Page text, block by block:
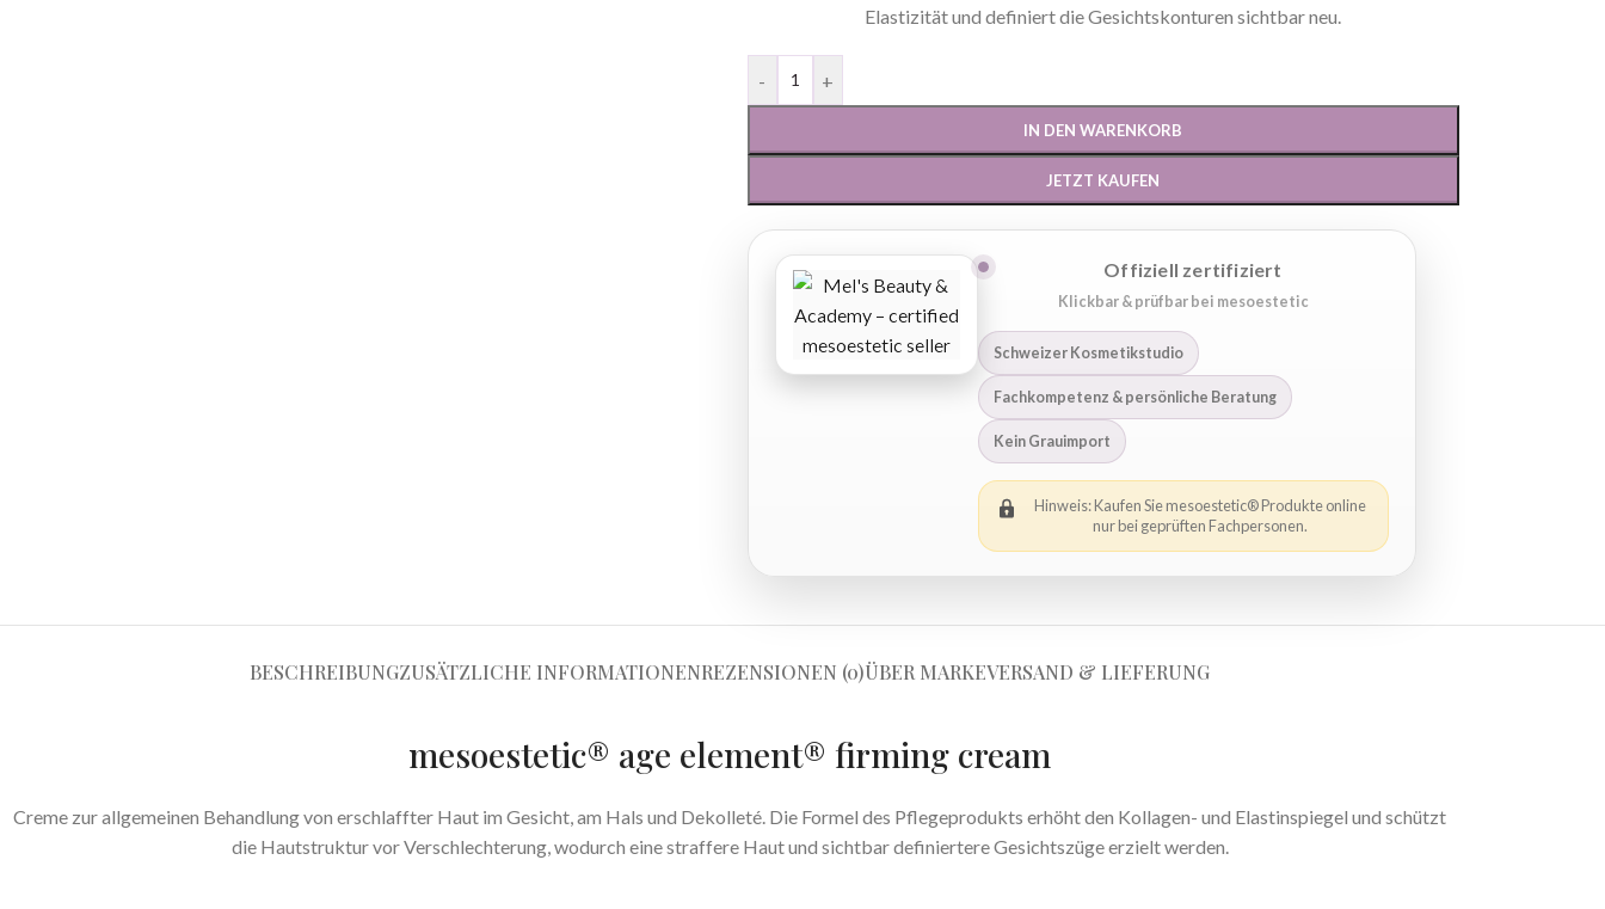
Elastizität und definiert die Gesichtskonturen sichtbar neu.
- +
IN DEN WARENKORB
JETZT KAUFEN
Offiziell zertifiziert
Klickbar & prüfbar bei mesoestetic
Schweizer Kosmetikstudio
Fachkompetenz & persönliche Beratung
Kein Grauimport
Hinweis: Kaufen Sie mesoestetic® Produkte online
nur bei geprüften Fachpersonen.
BESCHREIBUNGZUSÄTZLICHE INFORMATIONENREZENSIONEN (0)ÜBER MARKEVERSAND & LIEFERUNG
mesoestetic® age element® firming cream
Creme zur allgemeinen Behandlung von erschlaffter Haut im Gesicht, am Hals und Dekolleté. Die Formel des Pflegeprodukts erhöht den Kollagen- und Elastinspiegel und schützt
die Hautstruktur vor Verschlechterung, wodurch eine straffere Haut und sichtbar definiertere Gesichtszüge erzielt werden.